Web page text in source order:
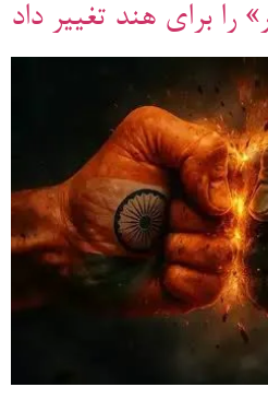
را برای هند تغییر داد